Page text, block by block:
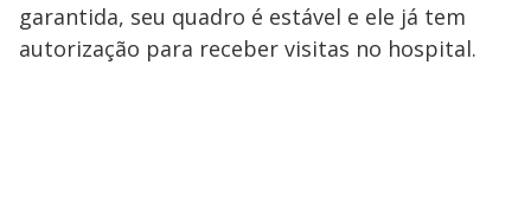
garantida, seu quadro é estável e ele já tem
autorização para receber visitas no hospital.